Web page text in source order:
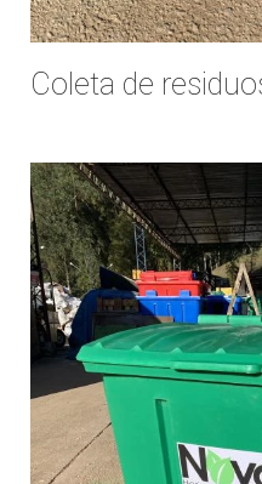
DESTINAÇÃO FINAL DE RESÍDUOS
DESTRUIÇÃO DE DOCUMENTOS
EMPRESA COLETORA DE RESÍDUOS
EMPRESA DE COLETA
EMPRESA DE COLETA DE LIXO
EMPRESA DE COLETA DE LIXO
EMPRESA DE COLETA DE
EMPRESA DE COLETA DE
EMPRESA DE COLETA DE
Coleta de